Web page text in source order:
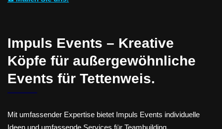
Impuls Events – Kreative
Köpfe für außergewöhnliche
Events für Tettenweis.
Mit umfassender Expertise bietet Impuls Events individuelle
Ideen und umfassende Services für Teambuilding,